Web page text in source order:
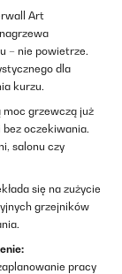
Art
– nie powietrze.
dla
kurzu.
moc grzewczą już
bez oczekiwania.
salonu czy
się na zużycie
grzejników
pracy